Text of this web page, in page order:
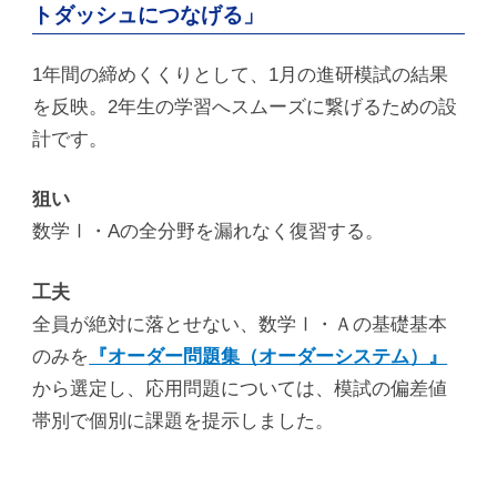
トダッシュにつなげる」
1年間の締めくくりとして、1月の進研模試の結果
を反映。2年生の学習へスムーズに繋げるための設
計です。
狙い
数学Ⅰ・Aの全分野を漏れなく復習する。
工夫
全員が絶対に落とせない、数学Ⅰ・Ａの基礎基本
のみを 『オーダー問題集（オーダーシステム）』
から選定し、応用問題については、模試の偏差値
帯別で個別に課題を提示しました。